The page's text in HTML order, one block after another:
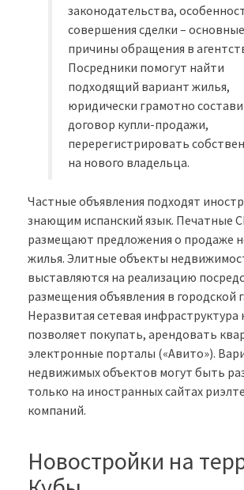
законодательства,
совершения сделки – основные
причины обращения в
Посредники помогут найти
подходящий вариант жилья,
юридически грамотно
договор купли-продажи,
перерегистрировать
на нового владельца.
Частные объявления подходят
знающим испанский язык. Печатные
размещают предложения о продаже
жилья. Элитные объекты
выставляются на реализацию
размещения объявления в городской
Неразвитая сетевая инфраструктура
позволяет покупать, арендовать
электронные порталы («Авито»).
недвижимых объектов могут быть
только на иностранных сайтах
компаний.
Новостройки на